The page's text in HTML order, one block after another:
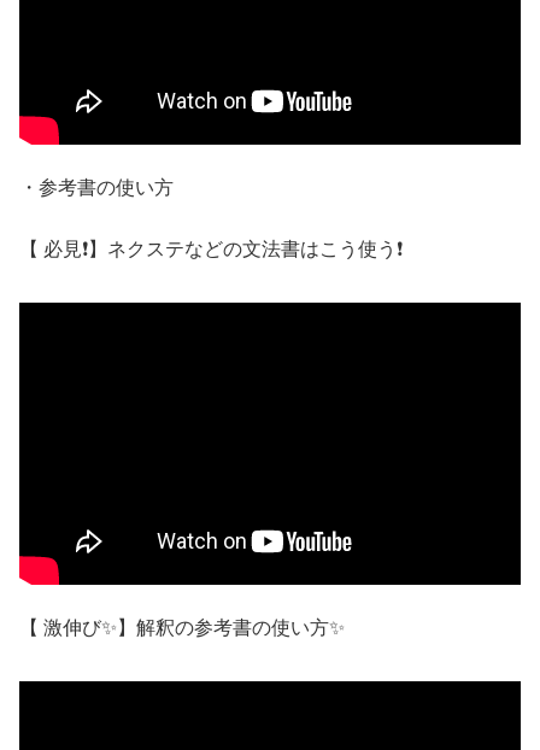
・参考書の使い方
【 必見❗】ネクステなどの文法書はこう使う❗
【 激伸び✨】解釈の参考書の使い方✨